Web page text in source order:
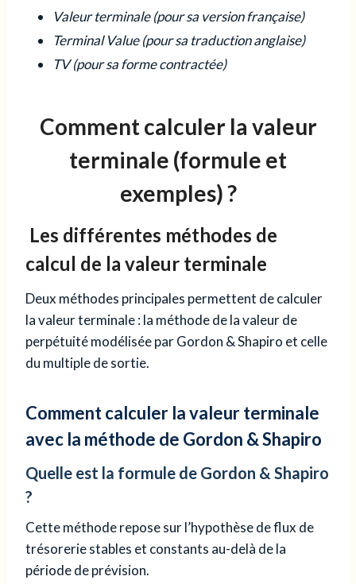
Valeur terminale (pour sa version française)
Terminal Value (pour sa traduction anglaise)
TV (pour sa forme contractée)
Comment calculer la valeur
terminale (formule et
exemples) ?
Les différentes méthodes de
calcul de la valeur terminale
Deux méthodes principales permettent de calculer
la valeur terminale : la méthode de la valeur de
perpétuité modélisée par Gordon & Shapiro et celle
du multiple de sortie.
Comment calculer la valeur terminale
avec la méthode de Gordon & Shapiro
Quelle est la formule de Gordon & Shapiro
?
Cette méthode repose sur l’hypothèse de flux de
trésorerie stables et constants au-delà de la
période de prévision.